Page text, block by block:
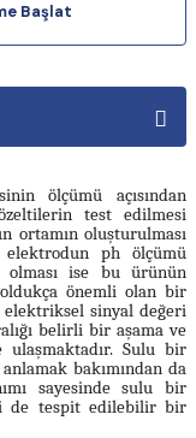
Başlat
ölçümü açısından
test edilmesi
ortamın oluşturulması
elektrodun ph ölçümü
olması ise bu ürünün
oldukça önemli olan bir
elektriksel sinyal değeri
belirli bir aşama ve
Sulu bir
bakımından da
sayesinde sulu bir
de tespit edilebilir bir